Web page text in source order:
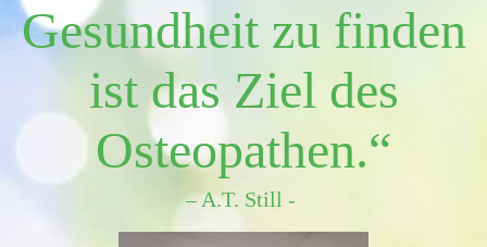
Gesundheit zu finden
ist das Ziel des
Osteopathen.“
– A.T. Still -